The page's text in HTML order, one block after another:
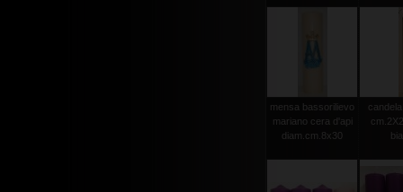
mensa bassorilievo
mariano cera d'api
diam.cm.8x30